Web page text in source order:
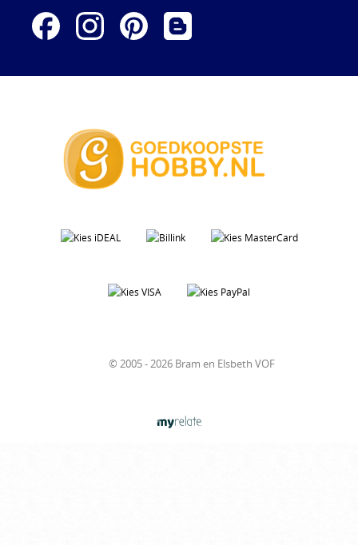
© 2005 - 2026 Bram en Elsbeth VOF